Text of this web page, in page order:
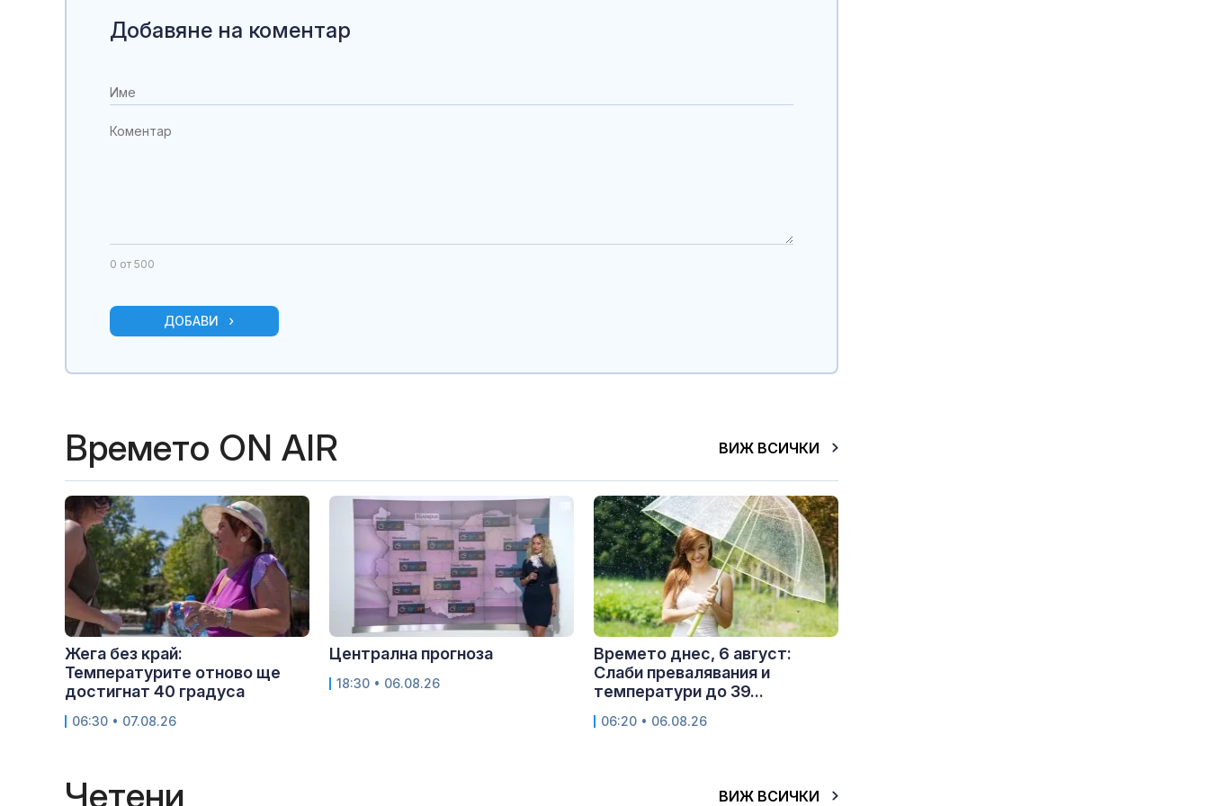
Добавяне на коментар
0 от 500
ДОБАВИ
Времето ON AIR ВИЖ ВСИЧКИ
Жега без край:
Температурите отново ще
достигнат 40 градуса
06:30 • 07.08.26
Централна прогноза
18:30 • 06.08.26
Времето днес, 6 август:
Слаби превалявания и
температури до 39...
06:20 • 06.08.26
Четени ВИЖ ВСИЧКИ